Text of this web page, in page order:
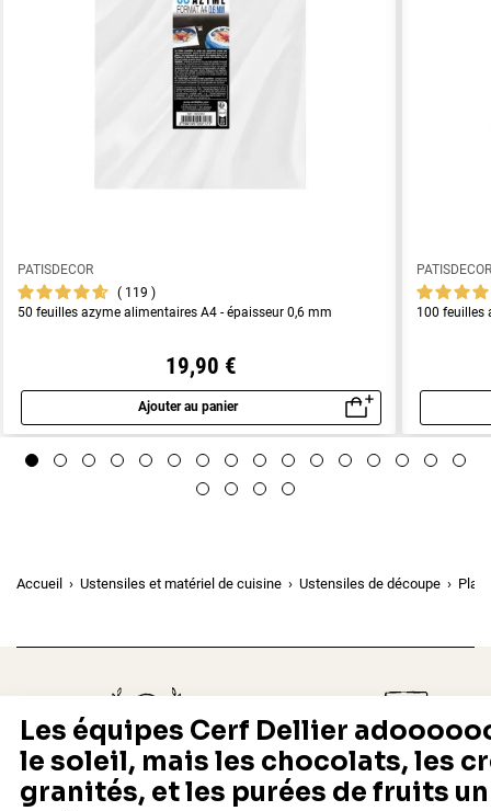
PATISDECOR
119
50 feuilles azyme alimentaires A4 - épaisseur 0,6 mm
19,90 €
Ajouter au panier
Aperçu rapide
100 feuilles
Accueil Ustensiles et matériel de cuisine Ustensiles de découpe
Depuis 1932
Fabricant français reconnu
Livraison rapide 24/48h
Offerte dès 69 € en point